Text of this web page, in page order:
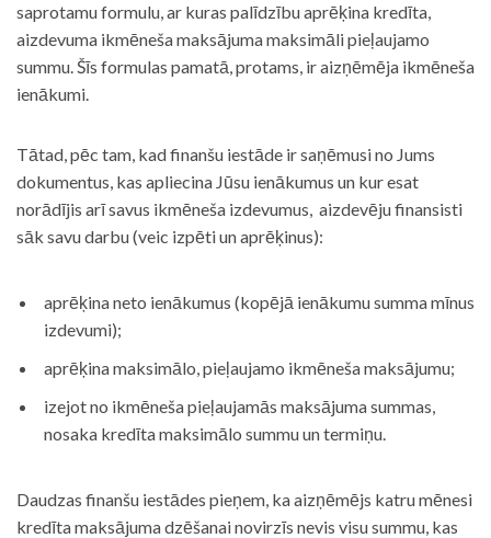
saprotamu formulu, ar kuras palīdzību aprēķina kredīta,
aizdevuma ikmēneša maksājuma maksimāli pieļaujamo
summu. Šīs formulas pamatā, protams, ir aizņēmēja ikmēneša
ienākumi.
Tātad, pēc tam, kad finanšu iestāde ir saņēmusi no Jums
dokumentus, kas apliecina Jūsu ienākumus un kur esat
norādījis arī savus ikmēneša izdevumus, aizdevēju finansisti
sāk savu darbu (veic izpēti un aprēķinus):
aprēķina neto ienākumus (kopējā ienākumu summa mīnus
izdevumi);
aprēķina maksimālo, pieļaujamo ikmēneša maksājumu;
izejot no ikmēneša pieļaujamās maksājuma summas,
nosaka kredīta maksimālo summu un termiņu.
Daudzas finanšu iestādes pieņem, ka aizņēmējs katru mēnesi
kredīta maksājuma dzēšanai novirzīs nevis visu summu, kas